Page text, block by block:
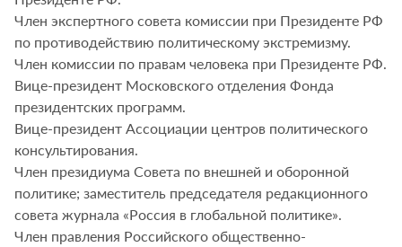
Член экспертного совета комиссии при Президенте РФ
по противодействию политическому экстремизму.
Член комиссии по правам человека при Президенте РФ.
Вице-президент Московского отделения Фонда
президентских программ.
Вице-президент Ассоциации центров политического
консультирования.
Член президиума Совета по внешней и оборонной
политике; заместитель председателя редакционного
совета журнала «Россия в глобальной политике».
Член правления Российского общественно-